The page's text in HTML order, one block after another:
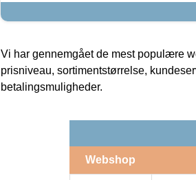
Vi har gennemgået de mest populære
prisniveau, sortimentstørrelse,
betalingsmuligheder.
Webshop